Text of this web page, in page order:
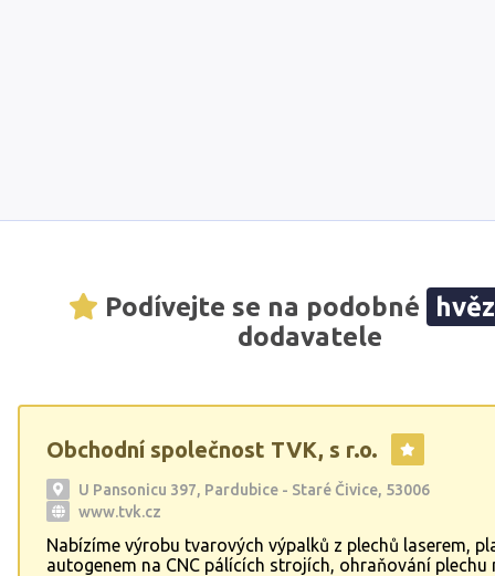
Podívejte se na podobné
dodavatele
Obchodní společnost TVK, s r.o.
U Pansonicu 397, Pardubice - Staré Čivice, 53006
www.tvk.cz
Nabízíme výrobu tvarových výpalků z plechů laserem,
autogenem na CNC pálících strojích, ohraňování plechu